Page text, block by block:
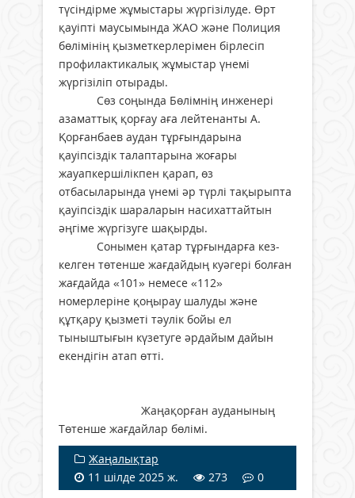
түсіндірме жұмыстары жүргізілуде. Өрт
қауіпті маусымында ЖАО және Полиция
бөлімінің қызметкерлерімен бірлесіп
профилактикалық жұмыстар үнемі
жүргізіліп отырады.
Сөз соңында Бөлімнің инженері
азаматтық қорғау аға лейтенанты А.
Қорғанбаев аудан тұрғындарына
қауіпсіздік талаптарына жоғары
жауапкершілікпен қарап, өз
отбасыларында үнемі әр түрлі тақырыпта
қауіпсіздік шараларын насихаттайтын
әңгіме жүргізуге шақырды.
Сонымен қатар тұрғындарға кез-
келген төтенше жағдайдың куәгері болған
жағдайда «101» немесе «112»
номерлеріне қоңырау шалуды және
құтқару қызметі тәулік бойы ел
тыныштығын күзетуге әрдайым дайын
екендігін атап өтті.
Жаңақорған ауданының
Төтенше жағдайлар бөлімі.
Жаңалықтар
11 шілде 2025 ж.
273 0